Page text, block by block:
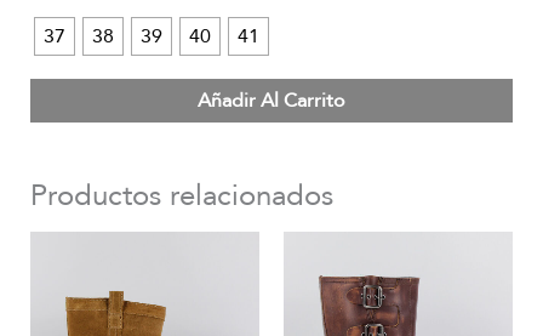
37
38 39 40 41
Añadir Al Carrito
Productos relacionados